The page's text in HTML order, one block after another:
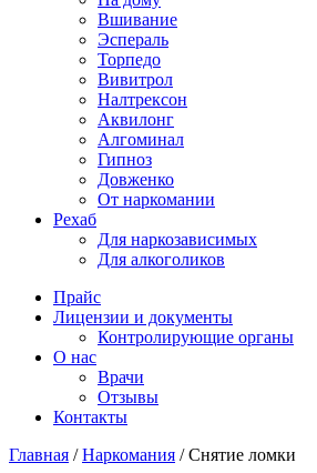
Вшивание
Эспераль
Торпедо
Вивитрол
Налтрексон
Аквилонг
Алгоминал
Гипноз
Довженко
От наркомании
Рехаб
Для наркозависимых
Для алкоголиков
Прайс
Лицензии и документы
Контролирующие органы
О нас
Врачи
Отзывы
Контакты
Главная /Наркомания /Снятие ломки